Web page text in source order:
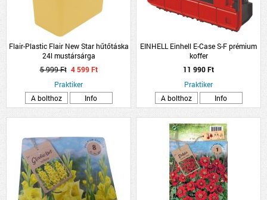
Flair-Plastic Flair New Star hűtőtáska
24l mustársárga
5 999 Ft 4 599 Ft
Praktiker
A bolthoz
Info
EINHELL Einhell E-Case S-F prémium
koffer
11 990 Ft
Praktiker
A bolthoz
Info